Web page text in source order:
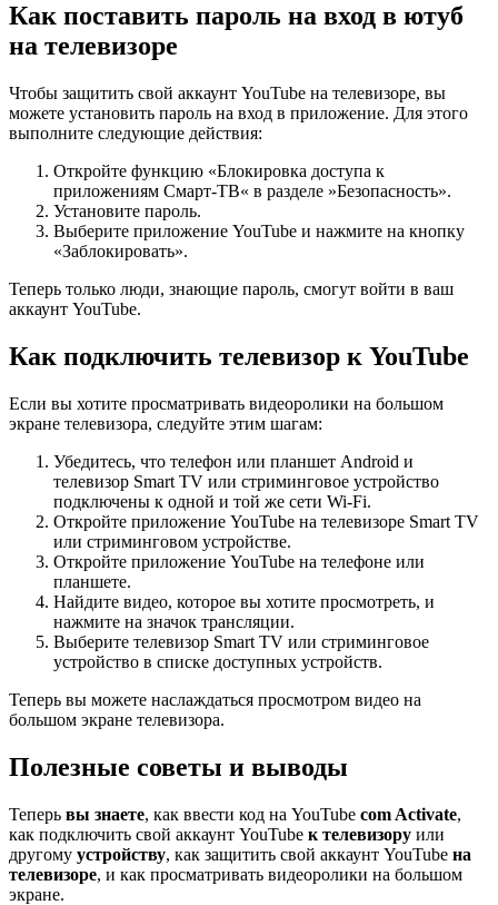
Как поставить пароль на вход в ютуб
на телевизоре
Чтобы защитить свой аккаунт YouTube на телевизоре, вы
можете установить пароль на вход в приложение. Для этого
выполните следующие действия:
Откройте функцию «Блокировка доступа к
приложениям Смарт-ТВ« в разделе »Безопасность».
Установите пароль.
Выберите приложение YouTube и нажмите на кнопку
«Заблокировать».
Теперь только люди, знающие пароль, смогут войти в ваш
аккаунт YouTube.
Как подключить телевизор к YouTube
Если вы хотите просматривать видеоролики на большом
экране телевизора, следуйте этим шагам:
Убедитесь, что телефон или планшет Android и
телевизор Smart TV или стриминговое устройство
подключены к одной и той же сети Wi-Fi.
Откройте приложение YouTube на телевизоре Smart TV
или стриминговом устройстве.
Откройте приложение YouTube на телефоне или
планшете.
Найдите видео, которое вы хотите просмотреть, и
нажмите на значок трансляции.
Выберите телевизор Smart TV или стриминговое
устройство в списке доступных устройств.
Теперь вы можете наслаждаться просмотром видео на
большом экране телевизора.
Полезные советы и выводы
Теперь вы знаете, как ввести код на YouTube com Activate,
как подключить свой аккаунт YouTube к телевизору или
другому устройству, как защитить свой аккаунт YouTube на
телевизоре, и как просматривать видеоролики на большом
экране.